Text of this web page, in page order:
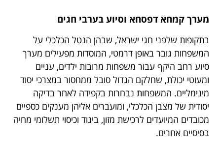
מערך קמחא דפסחא וסיוע בערבי חגים
בתקופות שלפני חגי ישראל, שבהן הנטל הכלכלי על
המשפחות גובר באופן דרמטי, המוסדות מפעילים מערך
סיוע רחב היקף עבור משפחות מרובות ילדים, עניים
ומעוטי יכולת, שחלקם הגדול סובל ממחסור במצרכי יסוד
מינימליים. המשפחות נבחרות בקפידה לאחר בדיקה
יסודית של מצבן הכלכלי, ומועברים אליהן מענקים כספיים
מכובדים המיועדים לרכישת מזון, ביגוד וכיסוי תשלומי מחיה
בסיסיים אחרים.